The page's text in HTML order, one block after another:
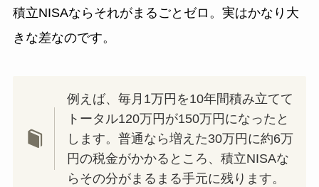
積立NISAならそれがまるごとゼロ。実はかなり大
きな差なのです。
例えば、毎月1万円を10年間積み立てて
トータル120万円が150万円になったと
します。普通なら増えた30万円に約6万
円の税金がかかるところ、積立NISAな
らその分がまるまる手元に残ります。